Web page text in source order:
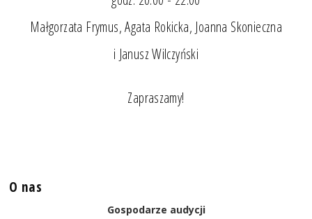
Małgorzata Frymus, Agata Rokicka, Joanna Skonieczna
i Janusz Wilczyński
Zapraszamy!
O nas
Gospodarze audycji